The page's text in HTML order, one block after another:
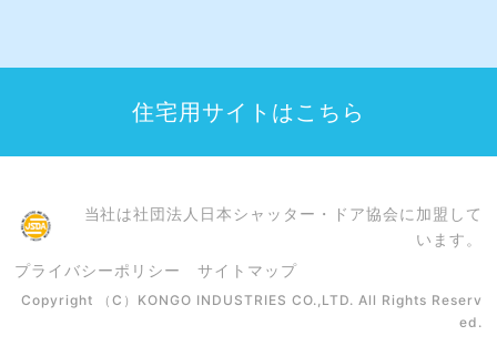
住宅用サイトはこちら
当社は社団法人日本シャッター・ドア協会に加盟して
います。
プライバシーポリシー
サイトマップ
Copyright （C）KONGO INDUSTRIES CO.,LTD. All Rights Reserv
ed.